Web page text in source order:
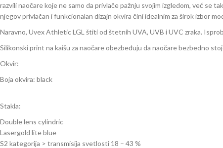
razvili naočare koje ne samo da privlače pažnju svojim izgledom, već se
njegov privlačan i funkcionalan dizajn okvira čini idealnim za širok izbor
Naravno, Uvex Athletic LGL štiti od štetnih UVA, UVB i UVC zraka.
Silikonski print na kaišu za naočare obezbeđuju da naočare bezbedno
Okvir:
Boja okvira: black
Stakla:
Double lens cylindric
Lasergold lite blue
S2 kategorija > transmisija svetlosti 18 – 43 %